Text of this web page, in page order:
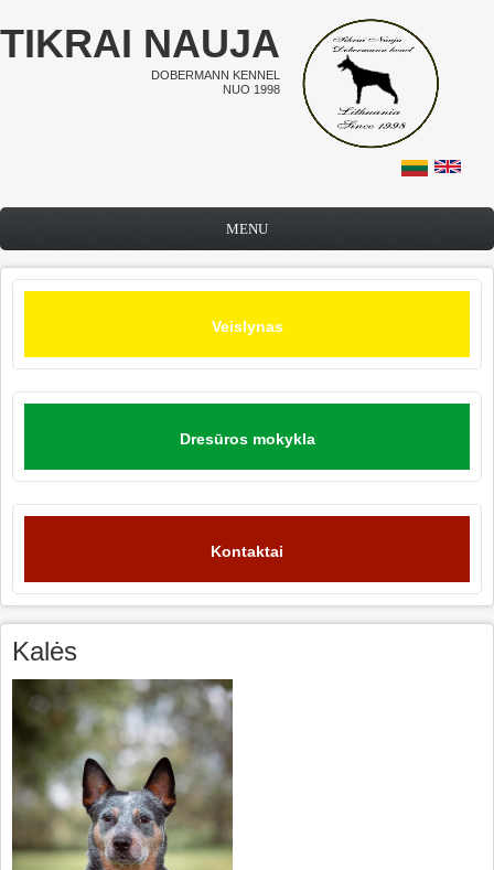
Pereiti į pagrindinį turinį
TIKRAI NAUJA
DOBERMANN KENNEL
NUO 1998
MENU
Veislynas
Dresūros mokykla
Kontaktai
Kalės